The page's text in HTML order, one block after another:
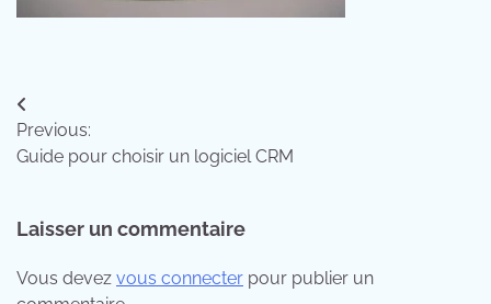
Navigation
de
Previous:
Guide pour choisir un logiciel CRM
Laisser un commentaire
Vous devez vous connecter pour publier un